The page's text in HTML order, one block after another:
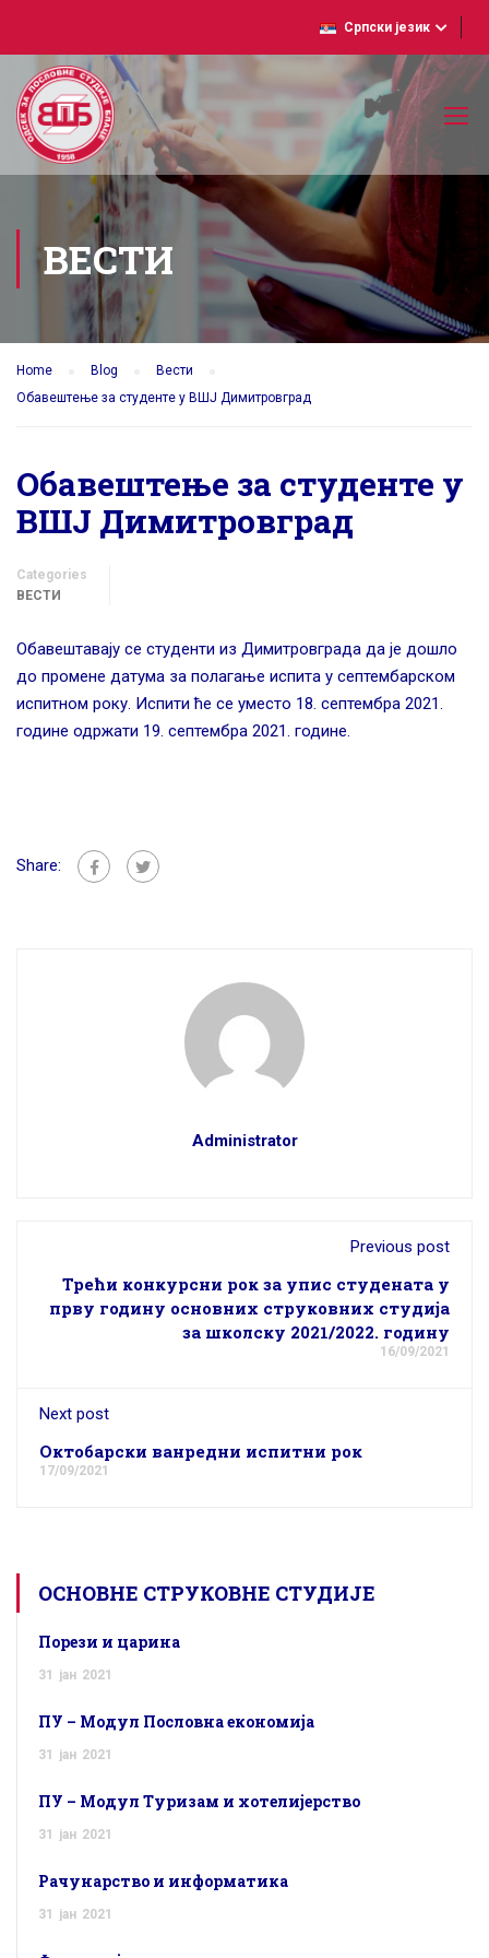
Српски језик
ВЕСТИ
Home Blog
Вести
Обавештење за студенте у ВШЈ Димитровград
Обавештење за студенте у
ВШЈ Димитровград
Categories
ВЕСТИ
Обавештавају се студенти из Димитровграда да је дошло
до промене датума за полaгање испита у септембарском
испитном року. Испити ће се уместо 18. септембра 2021.
године одржати 19. септембра 2021. године.
Share:
Administrator
Previous post
Трећи конкурсни рок за упис студената у
прву годину основних струковних студија
за школску 2021/2022. годину
16/09/2021
Next post
Октобарски ванредни испитни рок
17/09/2021
ОСНОВНЕ СТРУКОВНЕ СТУДИЈЕ
Порези и царина
31 јан 2021
ПУ – Модул Пословна економија
31 јан 2021
ПУ – Модул Туризам и хотелијерство
31 јан 2021
Рачунарство и информатика
31 јан 2021